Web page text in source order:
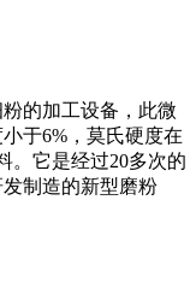
的加工设备，此微
于6%，莫氏硬度在
。它是经过20多次的
制造的新型磨粉